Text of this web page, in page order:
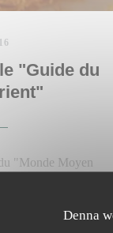
Denna
"Guide du
"Monde Moyen